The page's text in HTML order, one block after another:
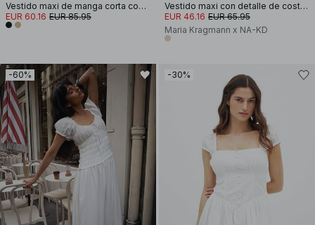
Vestido maxi de manga corta con cintura smocked
EUR 60.16 EUR 85.95
Vestido maxi con detalle de costura
EUR 46.16 EUR 65.95
Maria Kragmann x NA-KD
-60% -30%